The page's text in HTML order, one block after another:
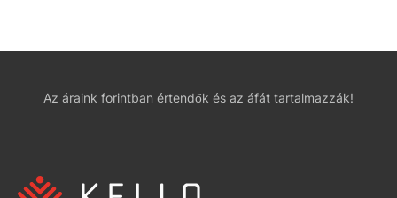
Az áraink forintban értendők és az áfát tartalmazzák!